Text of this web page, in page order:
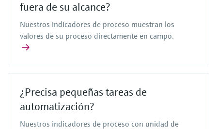
fuera de su alcance?
Nuestros indicadores de proceso muestran los
valores de su proceso directamente en campo.
¿Precisa pequeñas tareas de
automatización?
Nuestros indicadores de proceso con unidad de